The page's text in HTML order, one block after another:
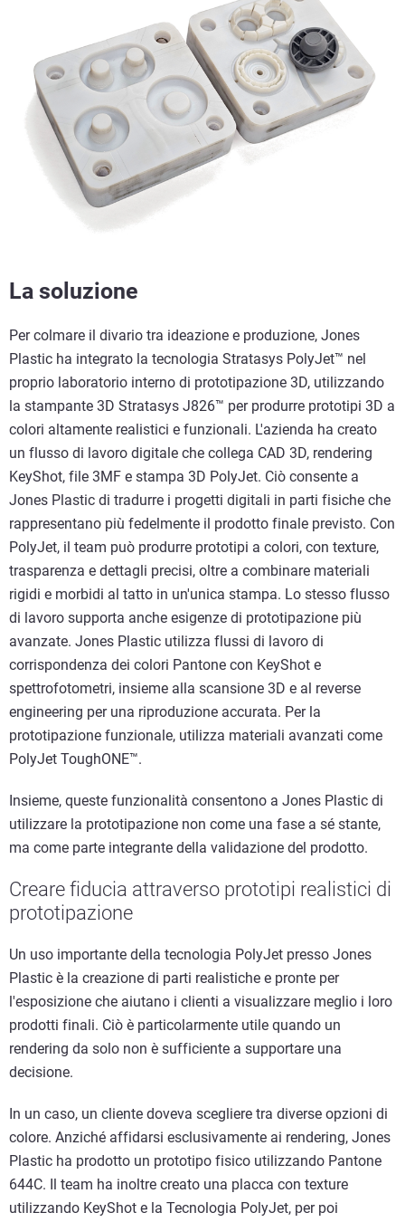
La soluzione
Per colmare il divario tra ideazione e produzione, Jones
Plastic ha integrato la tecnologia Stratasys PolyJet™ nel
proprio laboratorio interno di prototipazione 3D, utilizzando
la stampante 3D Stratasys J826™ per produrre prototipi 3D a
colori altamente realistici e funzionali. L'azienda ha creato
un flusso di lavoro digitale che collega CAD 3D, rendering
KeyShot, file 3MF e stampa 3D PolyJet. Ciò consente a
Jones Plastic di tradurre i progetti digitali in parti fisiche che
rappresentano più fedelmente il prodotto finale previsto. Con
PolyJet, il team può produrre prototipi a colori, con texture,
trasparenza e dettagli precisi, oltre a combinare materiali
rigidi e morbidi al tatto in un'unica stampa. Lo stesso flusso
di lavoro supporta anche esigenze di prototipazione più
avanzate. Jones Plastic utilizza flussi di lavoro di
corrispondenza dei colori Pantone con KeyShot e
spettrofotometri, insieme alla scansione 3D e al reverse
engineering per una riproduzione accurata. Per la
prototipazione funzionale, utilizza materiali avanzati come
PolyJet ToughONE™.
Insieme, queste funzionalità consentono a Jones Plastic di
utilizzare la prototipazione non come una fase a sé stante,
ma come parte integrante della validazione del prodotto.
Creare fiducia attraverso prototipi realistici di
prototipazione
Un uso importante della tecnologia PolyJet presso Jones
Plastic è la creazione di parti realistiche e pronte per
l'esposizione che aiutano i clienti a visualizzare meglio i loro
prodotti finali. Ciò è particolarmente utile quando un
rendering da solo non è sufficiente a supportare una
decisione.
In un caso, un cliente doveva scegliere tra diverse opzioni di
colore. Anziché affidarsi esclusivamente ai rendering, Jones
Plastic ha prodotto un prototipo fisico utilizzando Pantone
644C. Il team ha inoltre creato una placca con texture
utilizzando KeyShot e la Tecnologia PolyJet, per poi